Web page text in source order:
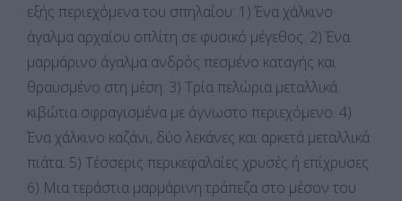
εξής περιεχόμενα του σπηλαίου: 1) Ένα χάλκινο
άγαλμα αρχαίου οπλίτη σε φυσικό μέγεθος. 2) Ένα
μαρμάρινο άγαλμα ανδρός πεσμένο καταγής και
θραυσμένο στη μέση. 3) Τρία πελώρια μεταλλικά
κιβώτια σφραγισμένα με άγνωστο περιεχόμενο. 4)
Ένα χάλκινο καζάνι, δύο λεκάνες και αρκετά μεταλλικά
πιάτα. 5) Τέσσερις περικεφαλαίες χρυσές ή επίχρυσες.
6) Μια τεράστια μαρμάρινη τράπεζα στο μέσον του